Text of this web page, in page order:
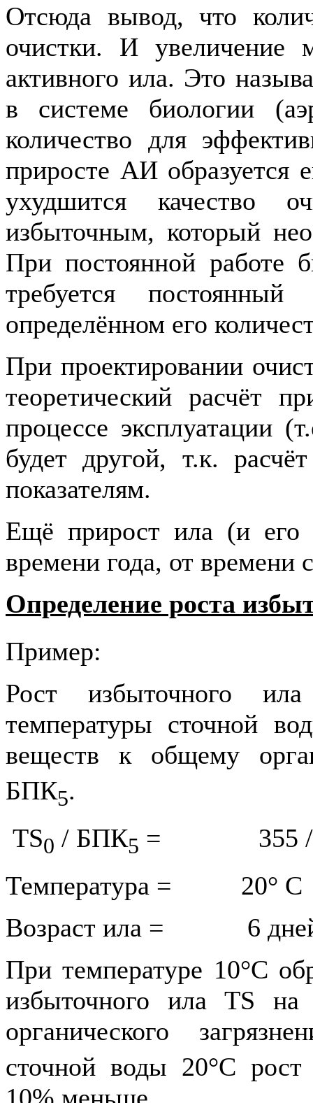
Отсюда вывод, что
очистки. И увеличение
активного ила. Это
в системе биологии
количество для
приросте АИ образуется
ухудшится качество
избыточным, который
При постоянной работе
требуется
определённом его
При проектировании
теоретический расчёт
процессе эксплуатации
будет другой, т.к.
показателям.
Ещё прирост ила (и его
времени года, от времени
Определение роста
Пример:
Рост избыточного
температуры сточной
веществ к общему
БПК5.
TS0 / БПК5 = 355 /
Температура = 20° C
Возраст ила = 6
При температуре 10°С
избыточного ила TS на
органического
сточной воды 20°C